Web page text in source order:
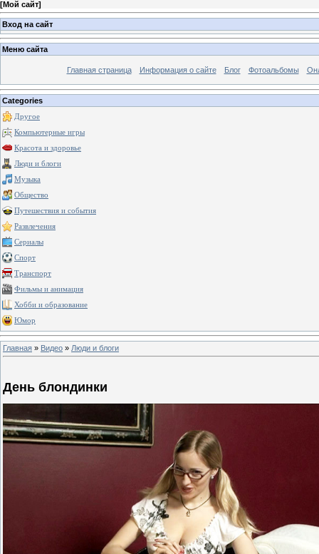
[Мой сайт]
Вход на сайт
Меню сайта
Главная страница Информация о сайте Блог Фотоальбомы
Categories
Другое
Компьютерные игры
Красота и здоровье
Люди и блоги
Музыка
Общество
Путешествия и события
Развлечения
Сериалы
Спорт
Транспорт
Фильмы и анимация
Хобби и образование
Юмор
Главная » Видео » Люди и блоги
День блондинки